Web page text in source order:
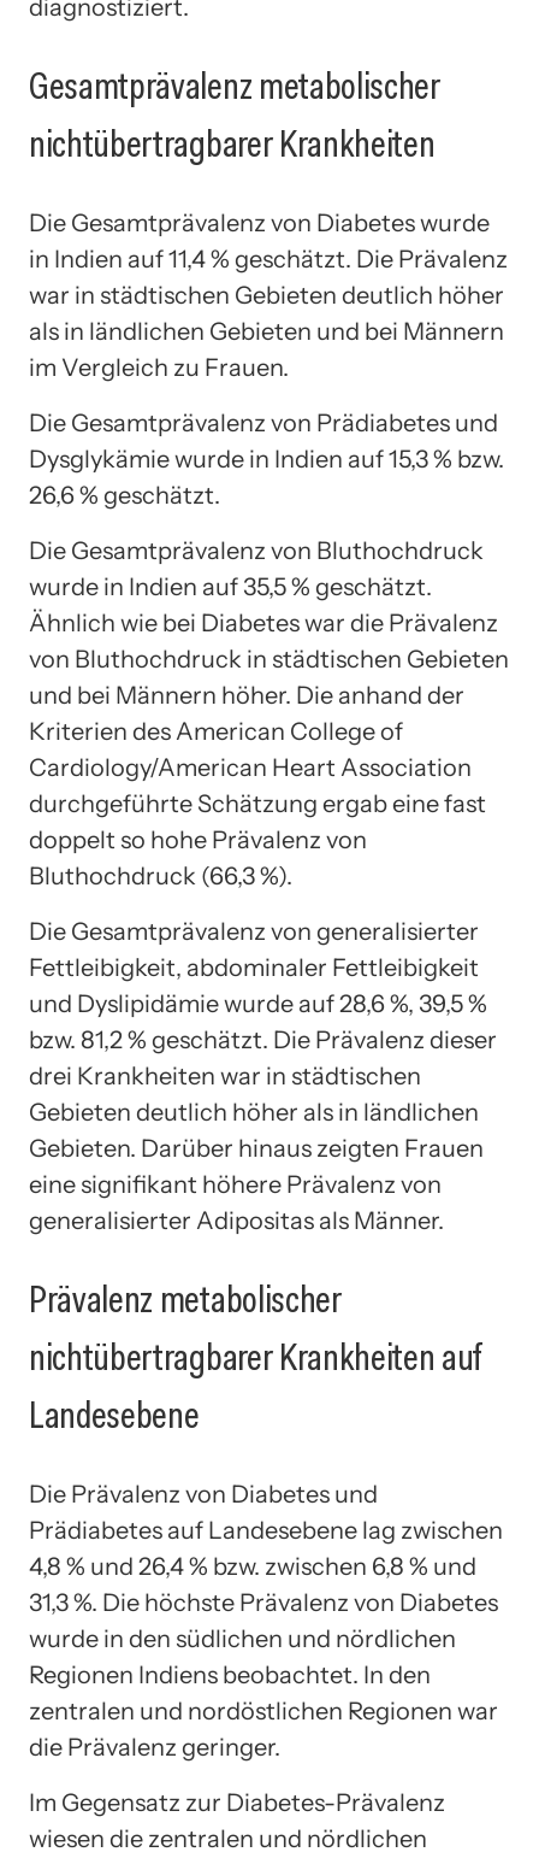
diagnostiziert.
Gesamtprävalenz metabolischer
nichtübertragbarer Krankheiten
Die Gesamtprävalenz von Diabetes wurde
in Indien auf 11,4 % geschätzt. Die Prävalenz
war in städtischen Gebieten deutlich höher
als in ländlichen Gebieten und bei Männern
im Vergleich zu Frauen.
Die Gesamtprävalenz von Prädiabetes und
Dysglykämie wurde in Indien auf 15,3 % bzw.
26,6 % geschätzt.
Die Gesamtprävalenz von Bluthochdruck
wurde in Indien auf 35,5 % geschätzt.
Ähnlich wie bei Diabetes war die Prävalenz
von Bluthochdruck in städtischen Gebieten
und bei Männern höher. Die anhand der
Kriterien des American College of
Cardiology/American Heart Association
durchgeführte Schätzung ergab eine fast
doppelt so hohe Prävalenz von
Bluthochdruck (66,3 %).
Die Gesamtprävalenz von generalisierter
Fettleibigkeit, abdominaler Fettleibigkeit
und Dyslipidämie wurde auf 28,6 %, 39,5 %
bzw. 81,2 % geschätzt. Die Prävalenz dieser
drei Krankheiten war in städtischen
Gebieten deutlich höher als in ländlichen
Gebieten. Darüber hinaus zeigten Frauen
eine signifikant höhere Prävalenz von
generalisierter Adipositas als Männer.
Prävalenz metabolischer
nichtübertragbarer Krankheiten auf
Landesebene
Die Prävalenz von Diabetes und
Prädiabetes auf Landesebene lag zwischen
4,8 % und 26,4 % bzw. zwischen 6,8 % und
31,3 %. Die höchste Prävalenz von Diabetes
wurde in den südlichen und nördlichen
Regionen Indiens beobachtet. In den
zentralen und nordöstlichen Regionen war
die Prävalenz geringer.
Im Gegensatz zur Diabetes-Prävalenz
wiesen die zentralen und nördlichen